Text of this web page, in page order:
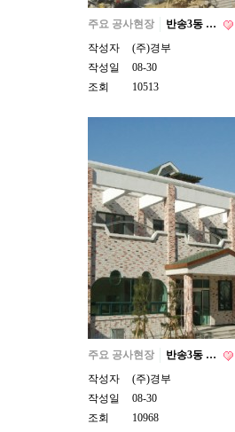
주요 공사현장
반송3동 …
작성자
(주)경부
작성일
08-30
조회
10513
주요 공사현장
반송3동 …
작성자
(주)경부
작성일
08-30
조회
10968